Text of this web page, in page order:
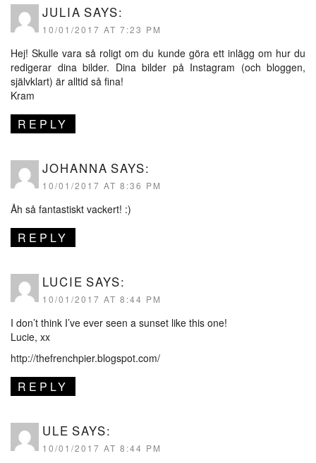
JULIA SAYS:
10/01/2017 AT 7:23 PM
Hej! Skulle vara så roligt om du kunde göra ett inlägg om hur du
redigerar dina bilder. Dina bilder på Instagram (och bloggen,
självklart) är alltid så fina!
Kram
REPLY
JOHANNA SAYS:
10/01/2017 AT 8:36 PM
Åh så fantastiskt vackert! :)
REPLY
LUCIE SAYS:
10/01/2017 AT 8:44 PM
I don’t think I’ve ever seen a sunset like this one!
Lucie, xx
http://thefrenchpier.blogspot.com/
REPLY
ULE SAYS:
10/01/2017 AT 8:44 PM